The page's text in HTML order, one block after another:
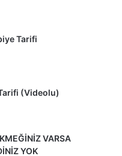
Tarifi
(Videolu)
VARSA
YOK